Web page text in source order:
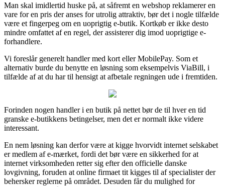
Man skal imidlertid huske på, at såfremt en webshop reklamerer en
vare for en pris der anses for utrolig attraktiv, bør det i nogle tilfælde
være et fingerpeg om en uoprigtig e-butik. Kortkøb er ikke desto
mindre omfattet af en regel, der assisterer dig imod uoprigtige e-
forhandlere.
Vi foreslår generelt handler med kort eller MobilePay. Som et
alternativ burde du benytte en løsning som eksempelvis ViaBill, i
tilfælde af at du har til hensigt at afbetale regningen ude i fremtiden.
Forinden nogen handler i en butik på nettet bør de til hver en tid
granske e-butikkens betingelser, men det er normalt ikke videre
interessant.
En nem løsning kan derfor være at kigge hvorvidt internet selskabet
er medlem af e-mærket, fordi det bør være en sikkerhed for at
internet virksomheden retter sig efter den officielle danske
lovgivning, foruden at online firmaet tit kigges til af specialister der
behersker reglerne på området. Desuden får du mulighed for